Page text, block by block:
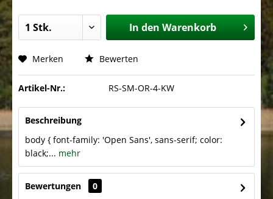
In den Warenkorb
Merken Bewerten
Artikel-Nr.: RS-SM-OR-4-KW
Beschreibung
body { font-family: 'Open Sans', sans-serif; color:
black;... mehr
Bewertungen
0